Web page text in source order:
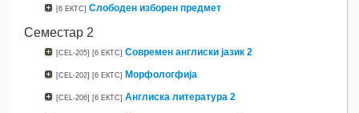
[6 ЕКТС] Слободен изборен предмет
Семестар 2
[CEL-205] [6 ЕКТС] Современ англиски јазик 2
[CEL-202] [6 ЕКТС] Морфологфија
[CEL-206] [6 ЕКТС] Англиска литература 2